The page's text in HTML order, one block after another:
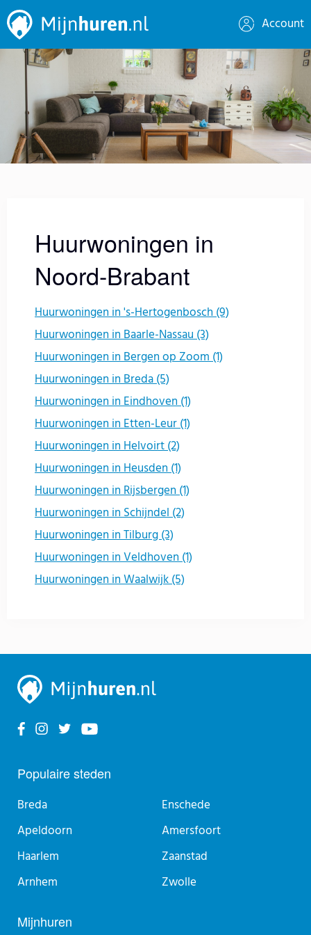
Account
Huurwoningen in
Noord-Brabant
Huurwoningen in 's-Hertogenbosch (9)
Huurwoningen in Baarle-Nassau (3)
Huurwoningen in Bergen op Zoom (1)
Huurwoningen in Breda (5)
Huurwoningen in Eindhoven (1)
Huurwoningen in Etten-Leur (1)
Huurwoningen in Helvoirt (2)
Huurwoningen in Heusden (1)
Huurwoningen in Rijsbergen (1)
Huurwoningen in Schijndel (2)
Huurwoningen in Tilburg (3)
Huurwoningen in Veldhoven (1)
Huurwoningen in Waalwijk (5)
Populaire steden
Breda
Apeldoorn
Haarlem
Arnhem
Enschede
Amersfoort
Zaanstad
Zwolle
Mijnhuren